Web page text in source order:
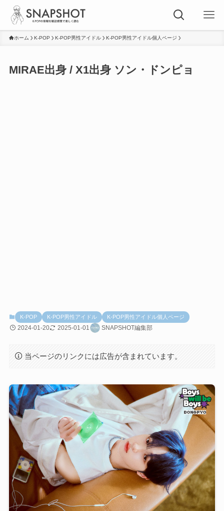
ホーム K-POP K-POP男性アイドル K-POP男性アイドル個人ページ
MIRAE出身 / X1出身 ソン・ドンピョ
K-POP K-POP男性アイドル K-POP男性アイドル個人ページ
2024-01-20 2025-01-01 SNAPSHOT編集部
当ページのリンクには広告が含まれています。